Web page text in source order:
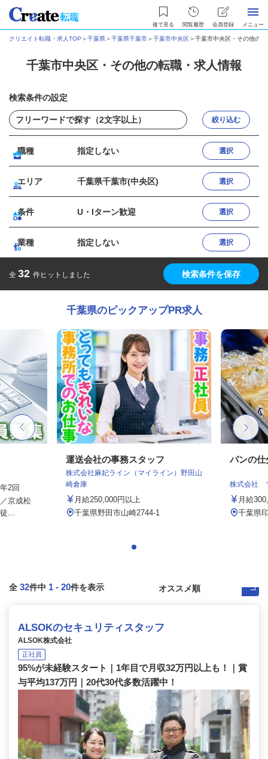
後で見る 閲覧履歴 会員登録 メニュー
クリエイト転職・求人TOP ＞千葉県＞千葉県千葉市＞千葉市中央区＞千葉市中央区・その他の
千葉市中央区・その他の転職・求人情報
検索条件の設定
絞り込む
職種 指定しない 選択
エリア 千葉県千葉市(中央区) 選択
条件 U・Iターン歓迎 選択
業種 指定しない 選択
全 32 件ヒットしました 検索条件を保存
千葉県のピックアップPR求人
2回
京成松
...
運送会社の事務スタッフ
株式会社麻妃ライン（マイライン）野田山
崎倉庫
月給250,000円以上
千葉県野田市山崎2744-1
パンの仕
株式会社
月給
千葉県
全 32件中 1 - 20件を表示
ALSOKのセキュリティスタッフ
ALSOK株式会社
正社員
95%が未経験スタート｜1年目で月収32万円以上も！｜賞
与平均137万円｜20代30代多数活躍中！